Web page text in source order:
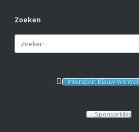
Zoeken
Zoeken
naar:
Intersport Blauw-Wit
Sponsorkliks